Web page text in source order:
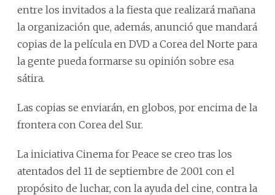
entre los invitados a la fiesta que realizará mañana
la organización que, además, anunció que mandará
copias de la película en DVD a Corea del Norte para
la gente pueda formarse su opinión sobre esa
sátira.
Las copias se enviarán, en globos, por encima de la
frontera con Corea del Sur.
La iniciativa Cinema for Peace se creo tras los
atentados del 11 de septiembre de 2001 con el
propósito de luchar, con la ayuda del cine, contra la